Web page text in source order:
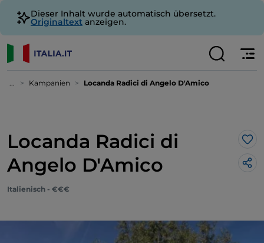
Dieser Inhalt wurde automatisch übersetzt.
Originaltext anzeigen.
... Kampanien Locanda Radici di Angelo D'Amico
Locanda Radici di
Angelo D'Amico
Italienisch - €€€